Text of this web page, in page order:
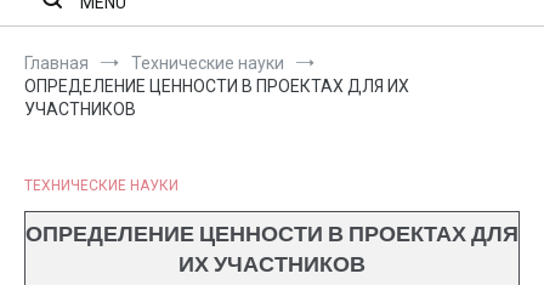
Главная
Технические науки
ОПРЕДЕЛЕНИЕ ЦЕННОСТИ В ПРОЕКТАХ ДЛЯ ИХ
УЧАСТНИКОВ
ТЕХНИЧЕСКИЕ НАУКИ
ОПРЕДЕЛЕНИЕ ЦЕННОСТИ В ПРОЕКТАХ ДЛЯ
ИХ УЧАСТНИКОВ